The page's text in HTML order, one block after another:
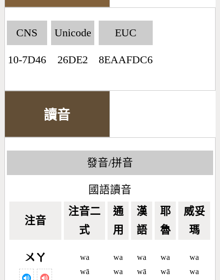
CNS
10-7D46
Unicode
26DE2
EUC
8EAAFDC6
讀音
發音/拼音
國語讀音
注音
注音二
式
通
用
漢
語
耶
魯
威妥
瑪
ㄨㄚ
wa
wā
wa
wa
wa
wā
wa
wā
wa
wa